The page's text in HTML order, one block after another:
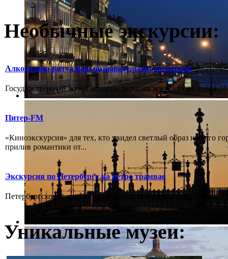
Необычные экскурсии:
Алкогольно-ритуально-познавательная экскурсия
Государственный музей истории религии www.gmr.ru, т. 314-
Питер-FM
«Киноэкскурсия» для тех, кто увидел светлый образ нашего
прилив романтики от...
Экскурсия по Петербургу на ретро трамвае
Петербургское бюро транспортной информации
Уникальные музеи: